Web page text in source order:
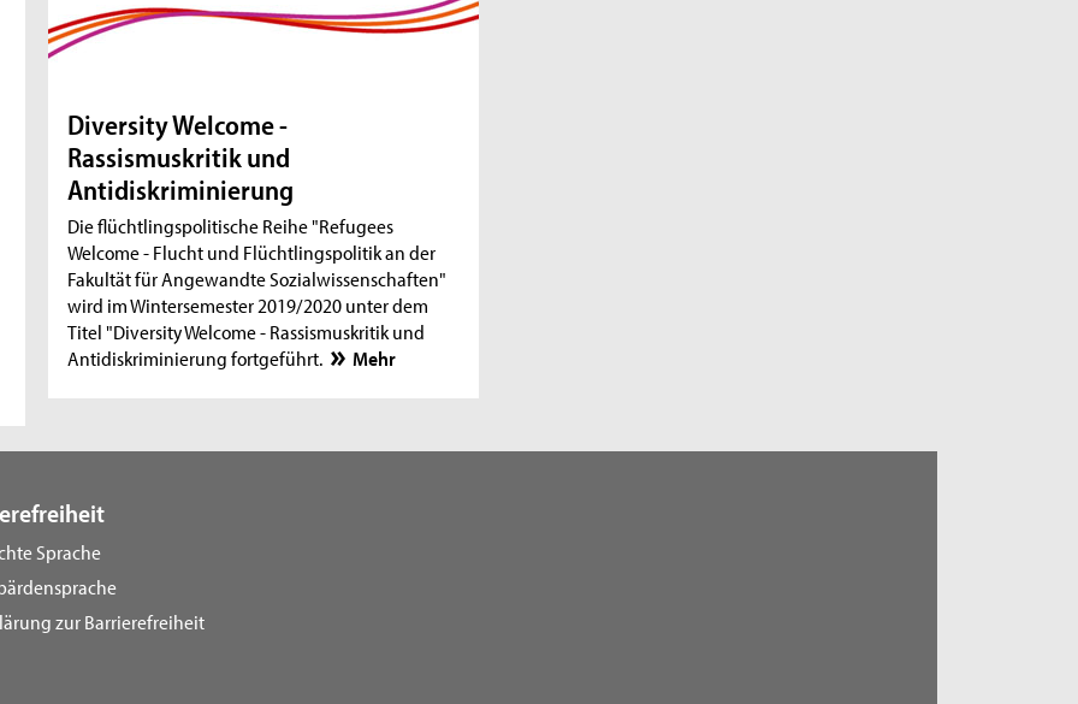
Diversity Welcome -
Rassismuskritik und
Antidiskriminierung
Die flüchtlingspolitische Reihe "Refugees
Welcome - Flucht und Flüchtlingspolitik an der
Fakultät für Angewandte Sozialwissenschaften"
wird im Wintersemester 2019/2020 unter dem
Titel "Diversity Welcome - Rassismuskritik und
Antidiskriminierung fortgeführt.
Mehr
Sprache
zur Barrierefreiheit